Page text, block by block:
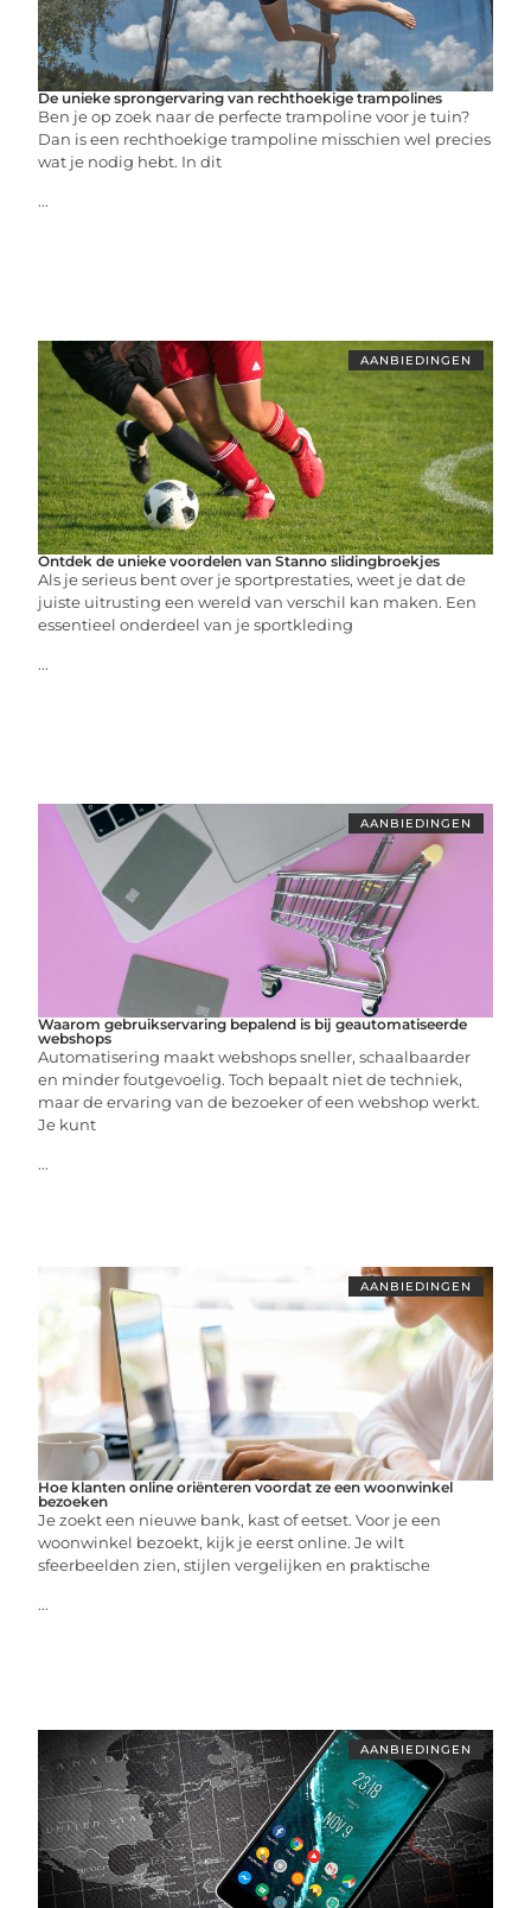
De unieke sprongervaring van rechthoekige trampolines
Ben je op zoek naar de perfecte trampoline voor je tuin?
Dan is een rechthoekige trampoline misschien wel precies
wat je nodig hebt. In dit
...
AANBIEDINGEN
Ontdek de unieke voordelen van Stanno slidingbroekjes
Als je serieus bent over je sportprestaties, weet je dat de
juiste uitrusting een wereld van verschil kan maken. Een
essentieel onderdeel van je sportkleding
...
AANBIEDINGEN
Waarom gebruikservaring bepalend is bij geautomatiseerde
webshops
Automatisering maakt webshops sneller, schaalbaarder
en minder foutgevoelig. Toch bepaalt niet de techniek,
maar de ervaring van de bezoeker of een webshop werkt.
Je kunt
...
AANBIEDINGEN
Hoe klanten online oriënteren voordat ze een woonwinkel
bezoeken
Je zoekt een nieuwe bank, kast of eetset. Voor je een
woonwinkel bezoekt, kijk je eerst online. Je wilt
sfeerbeelden zien, stijlen vergelijken en praktische
...
AANBIEDINGEN